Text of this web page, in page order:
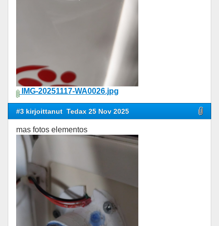
IMG-20251117-WA0026.jpg
#3 kirjoittanut Tedax 25 Nov 2025
mas fotos elementos